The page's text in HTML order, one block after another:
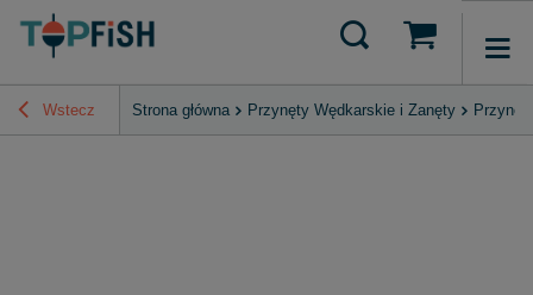
Wstecz Strona główna Przynęty Wędkarskie i Zanęty